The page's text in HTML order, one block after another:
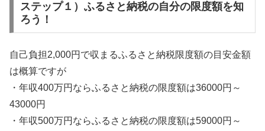
ステップ１）ふるさと納税の自分の限度額を知
ろう！
自己負担2,000円で収まるふるさと納税限度額の目安金額
は概算ですが
・年収400万円ならふるさと納税の限度額は36000円～
43000円
・年収500万円ならふるさと納税の限度額は59000円～